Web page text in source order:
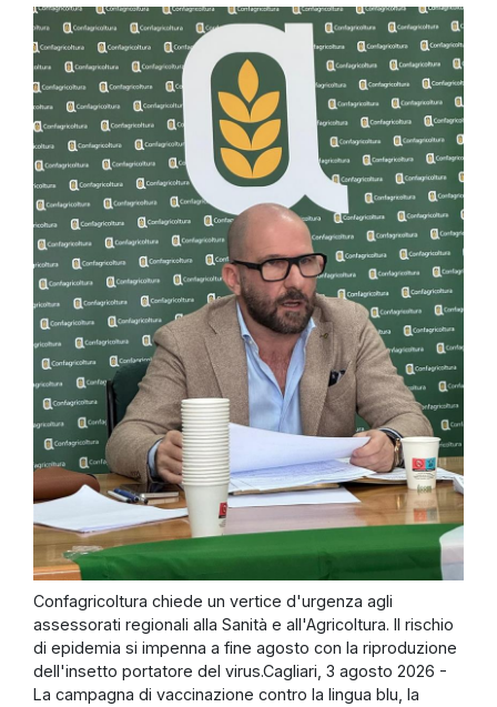
Confagricoltura chiede un vertice d'urgenza agli
assessorati regionali alla Sanità e all'Agricoltura. Il rischio
di epidemia si impenna a fine agosto con la riproduzione
dell'insetto portatore del virus.Cagliari, 3 agosto 2026 -
La campagna di vaccinazione contro la lingua blu, la